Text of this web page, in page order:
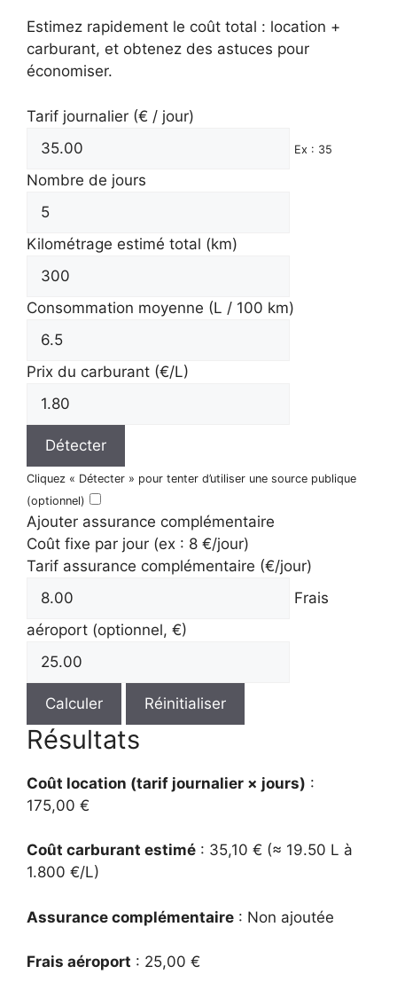
Estimez rapidement le coût total : location +
carburant, et obtenez des astuces pour
économiser.
Tarif journalier (€ / jour)
Ex : 35
Nombre de jours
Kilométrage estimé total (km)
Consommation moyenne (L / 100 km)
Prix du carburant (€/L)
Détecter
Cliquez « Détecter » pour tenter d’utiliser une source publique
(optionnel)
Ajouter assurance complémentaire
Coût fixe par jour (ex : 8 €/jour)
Tarif assurance complémentaire (€/jour)
Frais
aéroport (optionnel, €)
Calculer Réinitialiser
Résultats
Coût location (tarif journalier × jours) :
175,00 €
Coût carburant estimé : 35,10 € (≈ 19.50 L à
1.800 €/L)
Assurance complémentaire : Non ajoutée
Frais aéroport : 25,00 €